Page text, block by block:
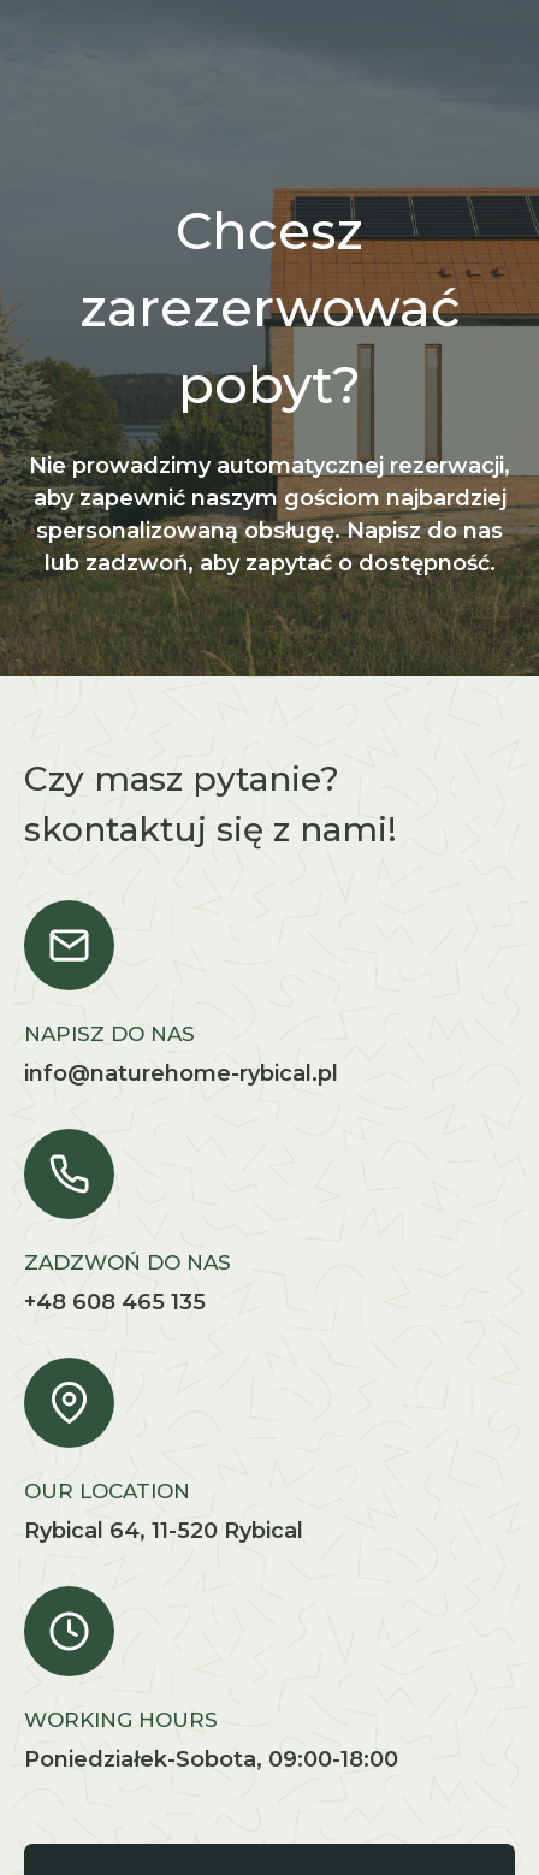
Chcesz
zarezerwować
pobyt?
Nie prowadzimy automatycznej rezerwacji,
aby zapewnić naszym gościom najbardziej
spersonalizowaną obsługę. Napisz do nas
lub zadzwoń, aby zapytać o dostępność.
Czy masz pytanie?
skontaktuj się z nami!
NAPISZ DO NAS
info@naturehome-rybical.pl
ZADZWOŃ DO NAS
+48 608 465 135
OUR LOCATION
Rybical 64, 11-520 Rybical
WORKING HOURS
Poniedziałek-Sobota, 09:00-18:00